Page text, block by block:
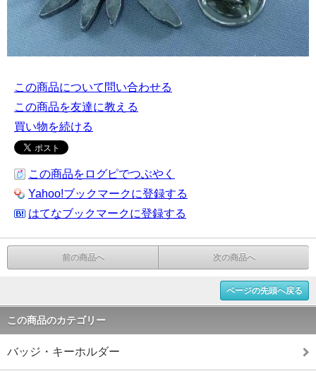
この商品について問い合わせる
この商品を友達に教える
買い物を続ける
この商品をログピでつぶやく
Yahoo!ブックマークに登録する
はてなブックマークに登録する
前の商品へ 次の商品へ
ページの先頭へ戻る
この商品のカテゴリー
バッジ・キーホルダー